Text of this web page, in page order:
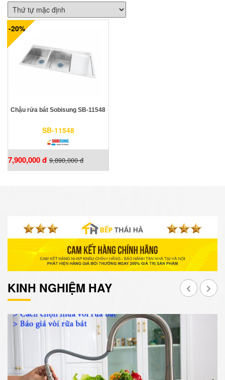
-20%
Chậu rửa bát Sobisung SB-11548
SB-11548
7,900,000 đ 9,890,000 đ
KINH NGHIỆM HAY